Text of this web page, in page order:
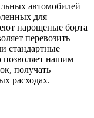
автомобилей
для
нарощеные борта
перевозить
стандартные
нашим
получать
расходах.